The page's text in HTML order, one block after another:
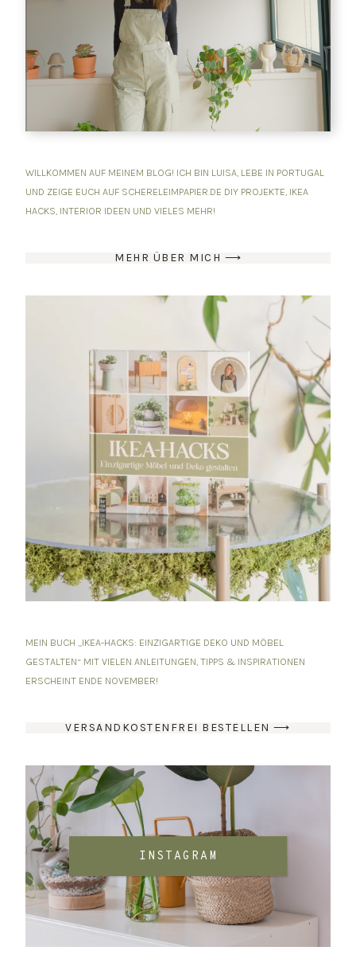
WILLKOMMEN AUF MEINEM BLOG! ICH BIN LUISA, LEBE IN PORTUGAL
UND ZEIGE EUCH AUF SCHERELEIMPAPIER.DE DIY PROJEKTE, IKEA
HACKS, INTERIOR IDEEN UND VIELES MEHR!
MEHR ÜBER MICH ⟶
MEIN BUCH „IKEA-HACKS: EINZIGARTIGE DEKO UND MÖBEL
GESTALTEN“ MIT VIELEN ANLEITUNGEN, TIPPS & INSPIRATIONEN
ERSCHEINT ENDE NOVEMBER!
VERSANDKOSTENFREI BESTELLEN ⟶
INSTAGRAM